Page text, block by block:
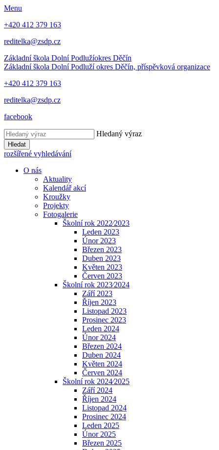
Menu
+420 412 379 163
reditelka@zsdp.cz
Základní škola Dolní Podlužíokres Děčín
Základní škola Dolní Podlužíokres Děčín, příspěvková organizace
+420 412 379 163
reditelka@zsdp.cz
facebook
Hledaný výraz
Hledat
rozšířené vyhledávání
O nás
Aktuality
Kalendář akcí
Kroužky
Projekty
Fotogalerie
Školní rok 2022⁄2023
Leden 2023
Únor 2023
Březen 2023
Duben 2023
Květen 2023
Červen 2023
Školní rok 2023⁄2024
Září 2023
Říjen 2023
Listopad 2023
Prosinec 2023
Leden 2024
Únor 2024
Březen 2024
Duben 2024
Květen 2024
Červen 2024
Školní rok 2024⁄2025
Září 2024
Říjen 2024
Listopad 2024
Prosinec 2024
Leden 2025
Únor 2025
Březen 2025